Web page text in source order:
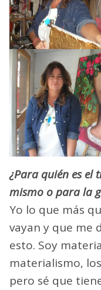
¿Para quién es
mismo o para la
Yo lo que más
vayan y que me
esto. Soy
materialismo,
pero sé que